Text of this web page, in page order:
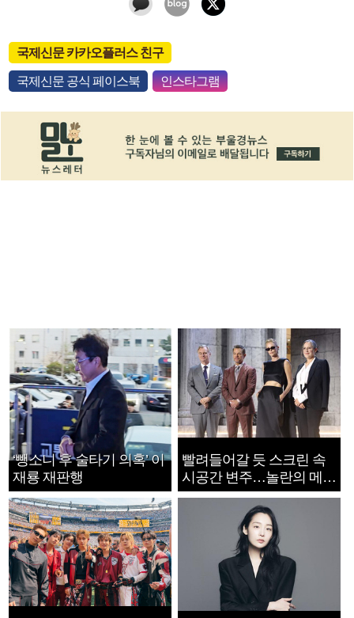
국제신문 카카오플러스 친구
국제신문 공식 페이스북 인스타그램
‘뺑소니 후 술타기 의혹’ 이
재룡 재판행
빨려들어갈 듯 스크린 속
시공간 변주…놀란의 메시
지는 ‘전쟁 속죄’